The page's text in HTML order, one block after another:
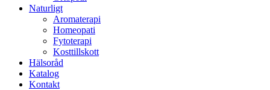
Naturligt
Aromaterapi
Homeopati
Fytoterapi
Kosttillskott
Hälsoråd
Katalog
Kontakt